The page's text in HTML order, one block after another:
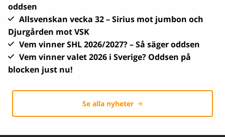
oddsen
Allsvenskan vecka 32 – Sirius mot jumbon och
Djurgården mot VSK
Vem vinner SHL 2026/2027? – Så säger oddsen
Vem vinner valet 2026 i Sverige? Oddsen på
blocken just nu!
Se alla nyheter